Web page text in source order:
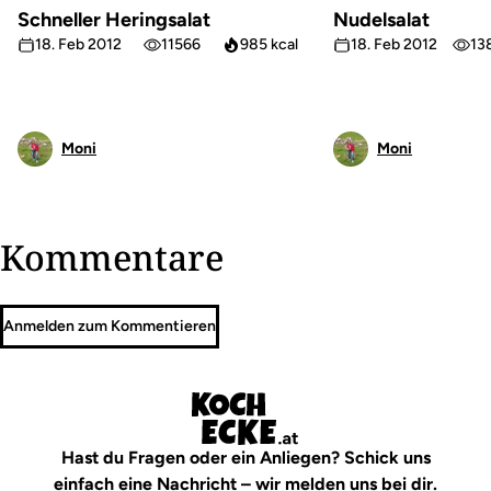
Schneller Heringsalat
18. Feb 2012 11566 985 kcal
Moni
Nudelsalat
18. Feb 2012
Moni
Kommentare
Anmelden zum Kommentieren
Hast du Fragen oder ein Anliegen? Schick uns
einfach eine Nachricht – wir melden uns bei dir.